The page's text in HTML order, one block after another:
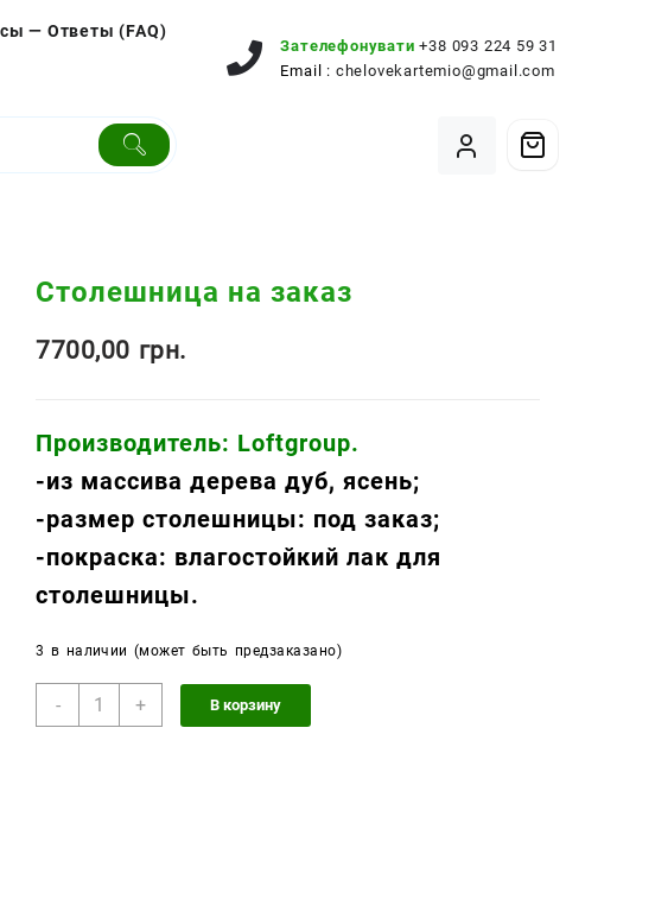
— Ответы (FAQ)
Зателефонувати +38 093 224 59 31
Email : chelovekartemio@gmail.com
Столешница на заказ
7700,00 грн.
Производитель: Loftgroup.
-из массива деревадуб,ясень;
-размер столешницы: под заказ;
-покраска: влагостойкий лак для
столешницы.
3 в наличии (может быть предзаказано)
-
Количество
+ В корзину